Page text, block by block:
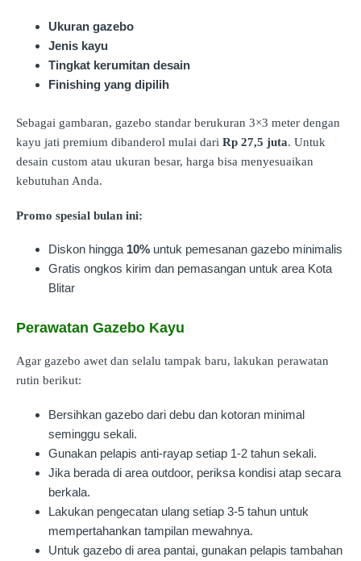
Ukuran gazebo
Jenis kayu
Tingkat kerumitan desain
Finishing yang dipilih
Sebagai gambaran, gazebo standar berukuran 3×3 meter dengan
kayu jati premium dibanderol mulai dari Rp 27,5 juta. Untuk
desain custom atau ukuran besar, harga bisa menyesuaikan
kebutuhan Anda.
Promo spesial bulan ini:
Diskon hingga 10% untuk pemesanan gazebo minimalis
Gratis ongkos kirim dan pemasangan untuk area Kota
Blitar
Perawatan Gazebo Kayu
Agar gazebo awet dan selalu tampak baru, lakukan perawatan
rutin berikut:
Bersihkan gazebo dari debu dan kotoran minimal
seminggu sekali.
Gunakan pelapis anti-rayap setiap 1-2 tahun sekali.
Jika berada di area outdoor, periksa kondisi atap secara
berkala.
Lakukan pengecatan ulang setiap 3-5 tahun untuk
mempertahankan tampilan mewahnya.
Untuk gazebo di area pantai, gunakan pelapis tambahan